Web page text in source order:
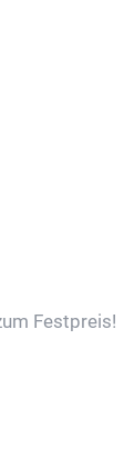
Festpreis!